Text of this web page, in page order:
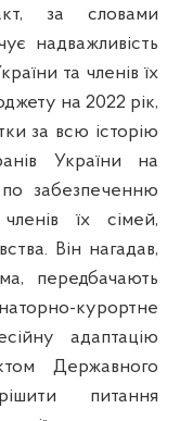
за словами
надважливість
та членів їх
на 2022 рік,
за всю історію
України на
забезпеченню
їх сімей,
Він нагадав,
передбачають
курортне
адаптацію
Державного
питання